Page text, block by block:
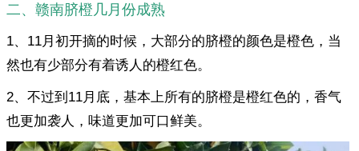
二、赣南脐橙几月份成熟
1、11月初开摘的时候，大部分的脐橙的颜色是橙色，当
然也有少部分有着诱人的橙红色。
2、不过到11月底，基本上所有的脐橙是橙红色的，香气
也更加袭人，味道更加可口鲜美。